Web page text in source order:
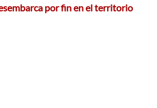
por fin en el territorio